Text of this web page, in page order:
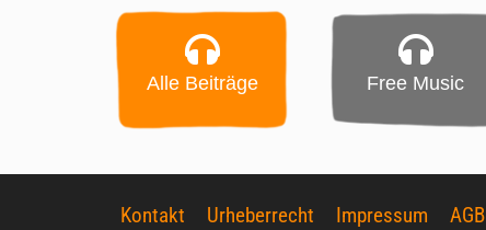
Alle Beiträge Free Music
Kontakt Urheberrecht Impressum
AGB